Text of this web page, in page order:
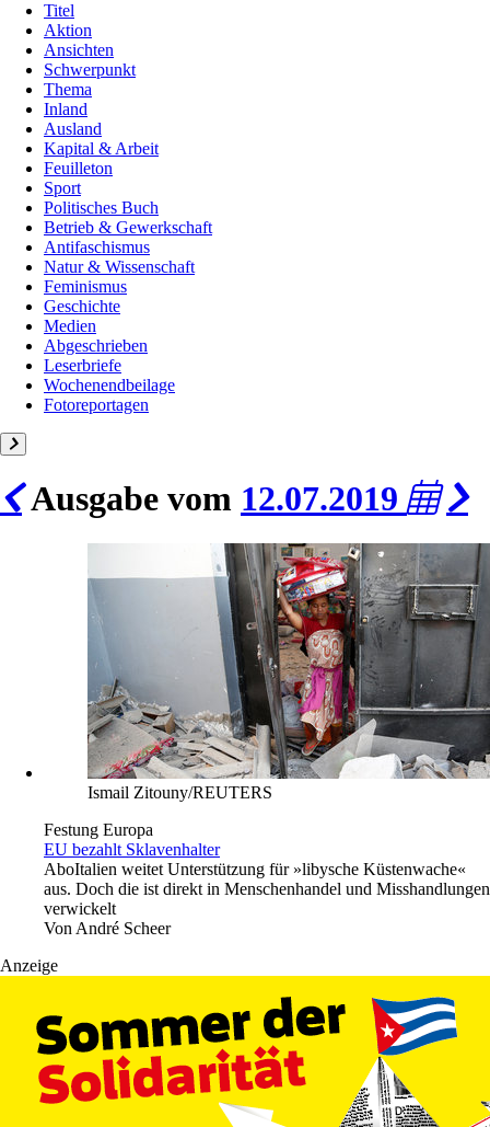
Titel
Aktion
Ansichten
Schwerpunkt
Thema
Inland
Ausland
Kapital & Arbeit
Feuilleton
Sport
Politisches Buch
Betrieb & Gewerkschaft
Antifaschismus
Natur & Wissenschaft
Feminismus
Geschichte
Medien
Abgeschrieben
Leserbriefe
Wochenendbeilage
Fotoreportagen
Ausgabe vom 12.07.2019
Ismail Zitouny/REUTERS
Festung Europa
EU bezahlt Sklavenhalter
AboItalien weitet Unterstützung für »libysche Küstenwache«
aus. Doch die ist direkt in Menschenhandel und Misshandlungen
verwickelt
Von André Scheer
Anzeige